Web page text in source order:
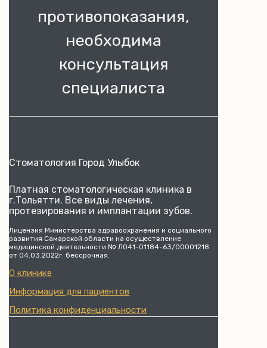
противопоказания,
необходима
консультация
специалиста
Стоматология Город Улыбок
Платная стоматологическая клиника в
г.Тольятти. Все виды лечения,
протезирования и имплантации зубов.
Лицензия Министерства здравоохранения и социального
развития Самарской области на осуществление
медицинской деятельности № Л041-01184-63/00001218
от 04.03.2022г. бессрочная.
О клинике
Информация для пациентов
Политика конфиденциальности